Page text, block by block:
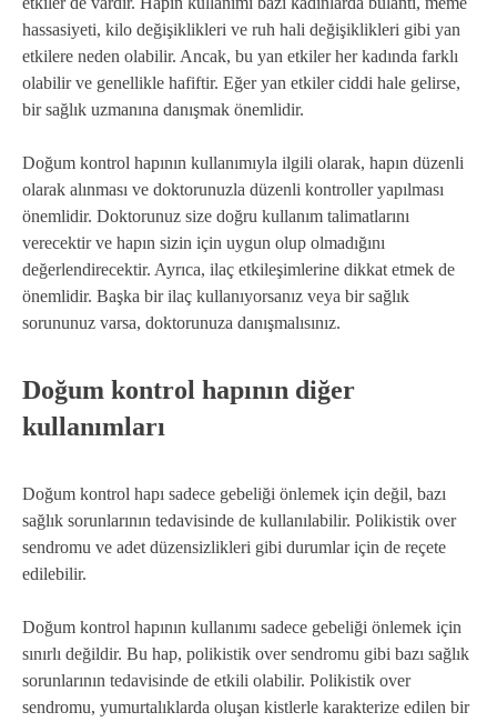
hassasiyeti, kilo değişiklikleri ve ruh hali değişiklikleri gibi yan
etkilere neden olabilir. Ancak, bu yan etkiler her kadında farklı
olabilir ve genellikle hafiftir. Eğer yan etkiler ciddi hale gelirse,
bir sağlık uzmanına danışmak önemlidir.
Doğum kontrol hapının kullanımıyla ilgili olarak, hapın düzenli
olarak alınması ve doktorunuzla düzenli kontroller yapılması
önemlidir. Doktorunuz size doğru kullanım talimatlarını
verecektir ve hapın sizin için uygun olup olmadığını
değerlendirecektir. Ayrıca, ilaç etkileşimlerine dikkat etmek de
önemlidir. Başka bir ilaç kullanıyorsanız veya bir sağlık
sorununuz varsa, doktorunuza danışmalısınız.
Doğum kontrol hapının diğer
kullanımları
Doğum kontrol hapı sadece gebeliği önlemek için değil, bazı
sağlık sorunlarının tedavisinde de kullanılabilir. Polikistik over
sendromu ve adet düzensizlikleri gibi durumlar için de reçete
edilebilir.
Doğum kontrol hapının kullanımı sadece gebeliği önlemek için
sınırlı değildir. Bu hap, polikistik over sendromu gibi bazı sağlık
sorunlarının tedavisinde de etkili olabilir. Polikistik over
sendromu, yumurtalıklarda oluşan kistlerle karakterize edilen bir